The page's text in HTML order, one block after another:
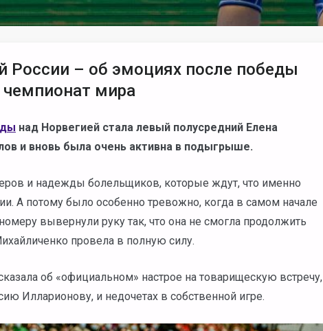
России – об эмоциях после победы
чемпионат мира
над Норвегией стала левый полусредний Елена
и вновь была очень активна в подыгрыше.
и надежды болельщиков, которые ждут, что именно
А потому было особенно тревожно, когда в самом начале
вывернули руку так, что она не смогла продолжить
провела в полную силу.
об «официальном» настрое на товарищескую встречу,
Илларионову, и недочетах в собственной игре.